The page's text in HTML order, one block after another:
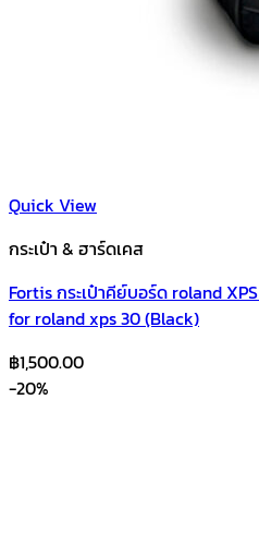
Quick View
กระเป๋า & ฮาร์ดเคส
Fortis กระเป๋าคีย์บอร์ด roland
for roland xps 30 (ฺBlack)
฿1,500.00
-20%